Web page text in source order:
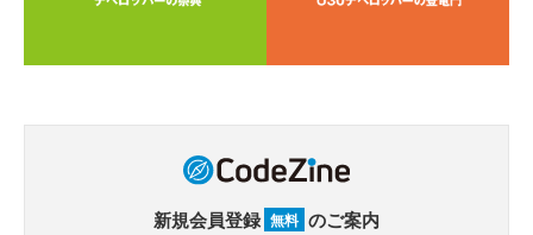
新規会員登録 無料 のご案内